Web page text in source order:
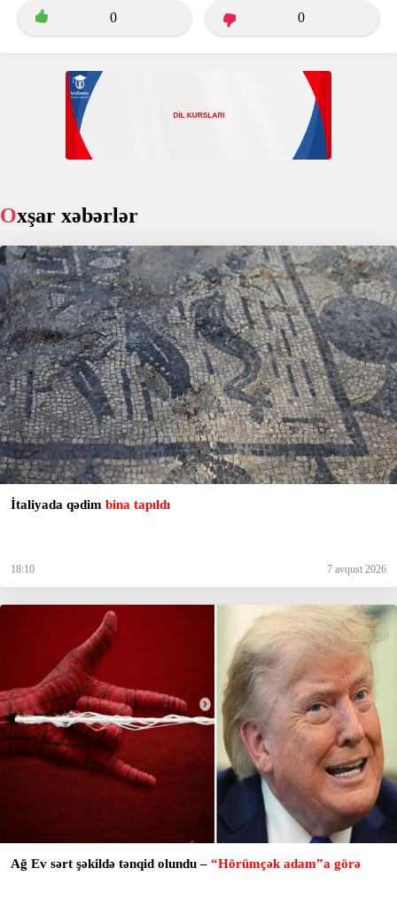
0 0
Oxşar xəbərlər
İtaliyada qədim bina tapıldı
18:10 7 avqust 2026
Ağ Ev sərt şəkildə tənqid olundu – “Hörümçək adam”a görə